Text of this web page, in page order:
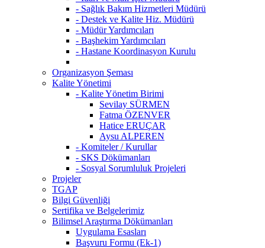
- Sağlık Bakım Hizmetleri Müdürü
- Destek ve Kalite Hiz. Müdürü
- Müdür Yardımcıları
- Başhekim Yardımcıları
- Hastane Koordinasyon Kurulu
Organizasyon Şeması
Kalite Yönetimi
- Kalite Yönetim Birimi
Sevilay SÜRMEN
Fatma ÖZENVER
Hatice ERUÇAR
Aysu ALPEREN
- Komiteler / Kurullar
- SKS Dökümanları
- Sosyal Sorumluluk Projeleri
Projeler
TGAP
Bilgi Güvenliği
Sertifika ve Belgelerimiz
Bilimsel Araştırma Dökümanları
Uygulama Esasları
Başvuru Formu (Ek-1)